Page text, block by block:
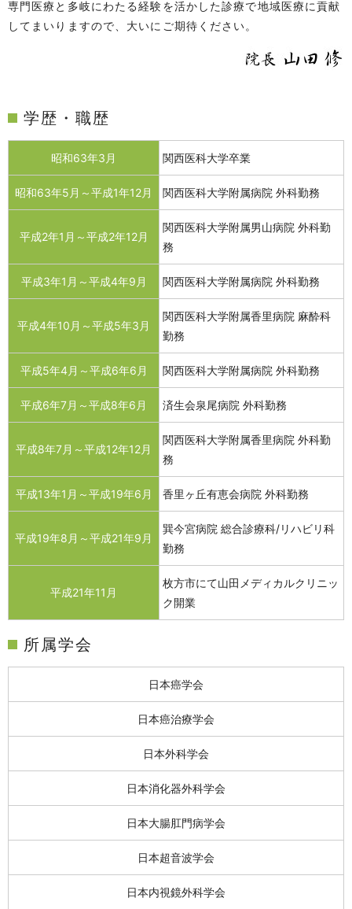
専門医療と多岐にわたる経験を活かした診療で地域医療に貢献
してまいりますので、大いにご期待ください。
学歴・職歴
昭和63年3月 関西医科大学卒業
昭和63年5月～平成1年12月 関西医科大学附属病院 外科勤務
平成2年1月～平成2年12月
関西医科大学附属男山病院 外科勤
務
平成3年1月～平成4年9月 関西医科大学附属病院 外科勤務
平成4年10月～平成5年3月
関西医科大学附属香里病院 麻酔科
勤務
平成5年4月～平成6年6月 関西医科大学附属病院 外科勤務
平成6年7月～平成8年6月 済生会泉尾病院 外科勤務
平成8年7月～平成12年12月
関西医科大学附属香里病院 外科勤
務
平成13年1月～平成19年6月 香里ヶ丘有恵会病院 外科勤務
平成19年8月～平成21年9月
巽今宮病院 総合診療科/リハビリ科
勤務
平成21年11月
枚方市にて山田メディカルクリニッ
ク開業
所属学会
日本癌学会
日本癌治療学会
日本外科学会
日本消化器外科学会
日本大腸肛門病学会
日本超音波学会
日本内視鏡外科学会